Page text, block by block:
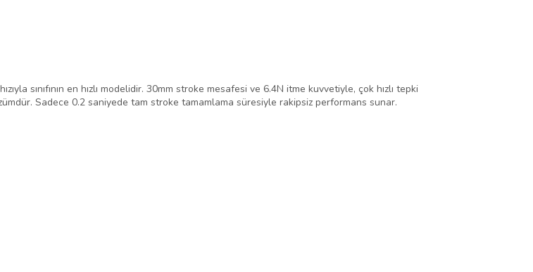
sınıfının en hızlı modelidir. 30mm stroke mesafesi ve 6.4N itme kuvvetiyle, çok hızlı tepki
Sadece 0.2 saniyede tam stroke tamamlama süresiyle rakipsiz performans sunar.